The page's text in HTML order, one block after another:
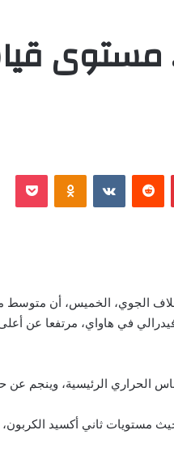
بينتيريست
في هاواي، مرتفعا عن
الحراري الرئيسية، وينجم عن
مستويات ثاني أكسيد الكربون،